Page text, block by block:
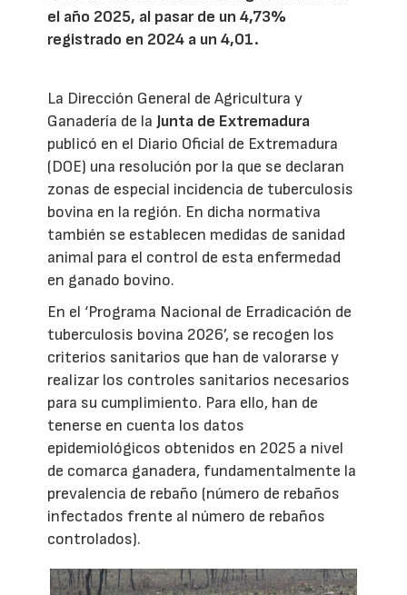
el año 2025, al pasar de un 4,73%
registrado en 2024 a un 4,01.
La Dirección General de Agricultura y
Ganadería de laJunta de Extremadura
publicó en el Diario Oficial de Extremadura
(DOE) una resolución por la que se declaran
zonas de especial incidencia de tuberculosis
bovina en la región. En dicha normativa
también se establecen medidas de sanidad
animal para el control de esta enfermedad
en ganado bovino.
En el ‘Programa Nacional de Erradicación de
tuberculosis bovina 2026’, se recogen los
criterios sanitarios que han de valorarse y
realizar los controles sanitarios necesarios
para su cumplimiento. Para ello, han de
tenerse en cuenta los datos
epidemiológicos obtenidos en 2025 a nivel
de comarca ganadera, fundamentalmente la
prevalencia de rebaño (número de rebaños
infectados frente al número de rebaños
controlados).